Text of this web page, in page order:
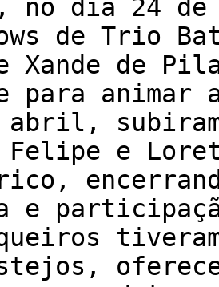
no dia 24
de Trio
Xande de
para
abril,
Felipe e
e